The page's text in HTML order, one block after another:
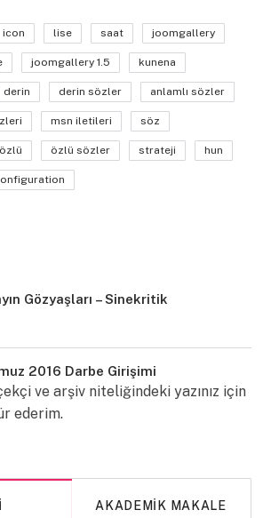
icon lise saat joomgallery
joomgallery 1.5 kunena
derin derin sözler anlamlı sözler
msn iletileri söz
özlü özlü sözler strateji hun
Gözyaşları – Sinekritik
2016 Darbe Girişimi
ve arşiv niteliğindeki yazınız için
ederim.
AKADEMIK MAKALE